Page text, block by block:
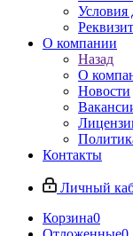
Условия
О компании
Назад
О
Новости
Контакты
Личный
Корзина0